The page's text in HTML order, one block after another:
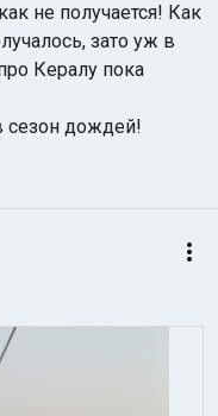
не получается! Как
зато уж в
Кералу пока
сезон дождей!